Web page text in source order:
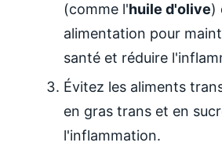
(comme l'huile d'olive)
alimentation pour
santé et réduire
Évitez les aliments
en gras trans et en
l'inflammation.